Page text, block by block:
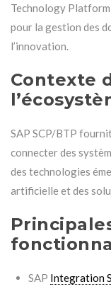
Technology
pour la gestion des
l’innovation.
Contexte
SAP SCP/BTP
connecter des
des technologies
artificielle et des
SAP Integration